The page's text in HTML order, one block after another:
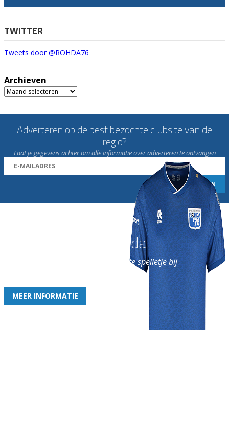
TWITTER
Tweets door @ROHDA76
Archieven
Archieven
Adverteren op de best bezochte clubsite van de
regio?
Laat je gegevens achter om alle informatie over adverteren te ontvangen
Word nu lid van Rohda
en geniet iedere week van het leukste spelletje bij
MEER INFORMATIE